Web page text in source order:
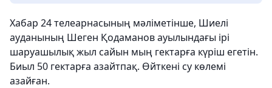
Хабар 24 телеарнасының мәліметінше, Шиелі
ауданының Шеген Қодаманов ауылындағы ірі
шаруашылық жыл сайын мың гектарға күріш егетін.
Биыл 50 гектарға азайтпақ. Өйткені су көлемі
азайған.